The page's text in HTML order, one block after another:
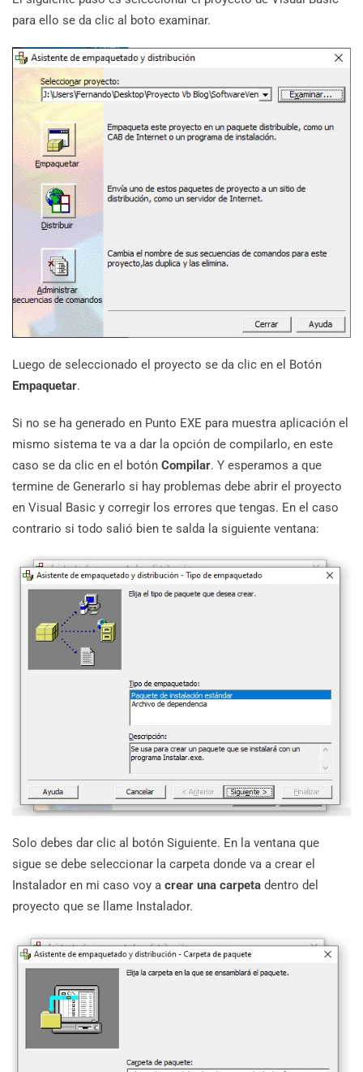
para ello se da clic al boto examinar.
Luego de seleccionado el proyecto se da clic en el Botón
Empaquetar.
Si no se ha generado en Punto EXE para muestra aplicación el
mismo sistema te va a dar la opción de compilarlo, en este
caso se da clic en el botón Compilar. Y esperamos a que
termine de Generarlo si hay problemas debe abrir el proyecto
en Visual Basic y corregir los errores que tengas. En el caso
contrario si todo salió bien te salda la siguiente ventana:
Solo debes dar clic al botón Siguiente. En la ventana que
sigue se debe seleccionar la carpeta donde va a crear el
Instalador en mi caso voy a crear una carpeta dentro del
proyecto que se llame Instalador.